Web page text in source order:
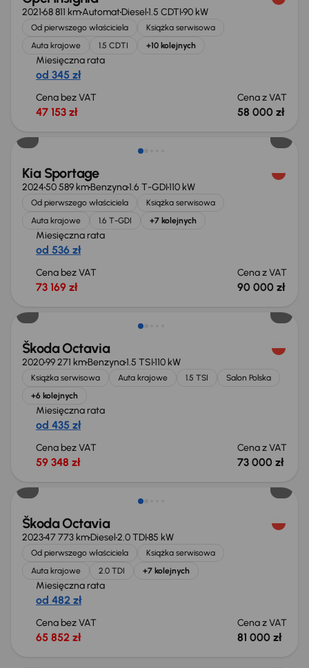
202168 811 kmAutomatDiesel1.5 CDTI90 kW
Od pierwszego właściciela
Książka serwisowa
Auta krajowe
1.5 CDTI +10 kolejnych
Miesięczna rata
od 345 zł
Cena bez VAT
47 153 zł
Cena z VAT
58 000 zł
Możliwość odliczenia VAT
Kia Sportage
202450 589 kmBenzyna1.6 T-GDI110 kW
Od pierwszego właściciela
Książka serwisowa
Auta krajowe
1.6 T-GDI +7 kolejnych
Miesięczna rata
od 536 zł
Cena bez VAT
73 169 zł
Cena z VAT
90 000 zł
Taniej o 1 000 zł
Škoda Octavia
202099 271 kmBenzyna1.5 TSI110 kW
Książka serwisowa Auta krajowe 1.5 TSI
Salon Polska
+6 kolejnych
Miesięczna rata
od 435 zł
Cena bez VAT
59 348 zł
Cena z VAT
73 000 zł
Taniej o 1 000 zł
Škoda Octavia
202347 773 kmDiesel2.0 TDI85 kW
Od pierwszego właściciela
Książka serwisowa
Auta krajowe
2.0 TDI +7 kolejnych
Miesięczna rata
od 482 zł
Cena bez VAT
65 852 zł
Cena z VAT
81 000 zł